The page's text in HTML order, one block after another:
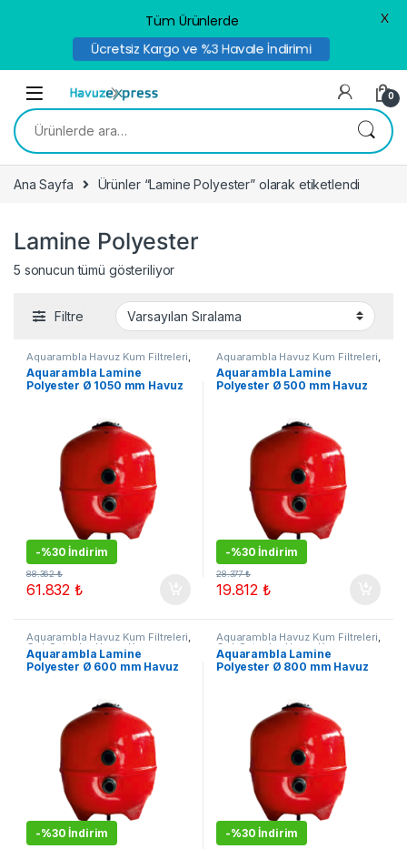
0
Ara:
Ana Sayfa Ürünler “Lamine Polyester” olarak etiketlendi
Lamine Polyester
5 sonucun tümü gösteriliyor
Filtre
Aquarambla Havuz Kum Filtreleri
Çok Satanlar Havuz Kum
Filtreleri,Kampanyalı Ürünler
Aquarambla Lamine
Polyester Ø 1050 mm Havuz
-%30 İndirim
61.832₺
88.362₺
Aquarambla Havuz Kum Filtreleri
Çok Satanlar Havuz Kum
Filtreleri,Kampanyalı Ürünler
Aquarambla Lamine
Polyester Ø 500 mm Havuz
-%30 İndirim
19.812₺
28.377₺
Aquarambla Havuz Kum Filtreleri,
Çok Satanlar Havuz Kum
Filtreleri,Kampanyalı Ürünler
Aquarambla Lamine
Polyester Ø 600 mm Havuz
-%30 İndirim
Aquarambla Havuz Kum Filtreleri,
Çok Satanlar Havuz Kum
Filtreleri,Kampanyalı Ürünler
Aquarambla Lamine
Polyester Ø 800 mm Havuz
-%30 İndirim
Tüm Ürünlerde
Ücretsiz Kargo ve %3 Havale İndirimi
X